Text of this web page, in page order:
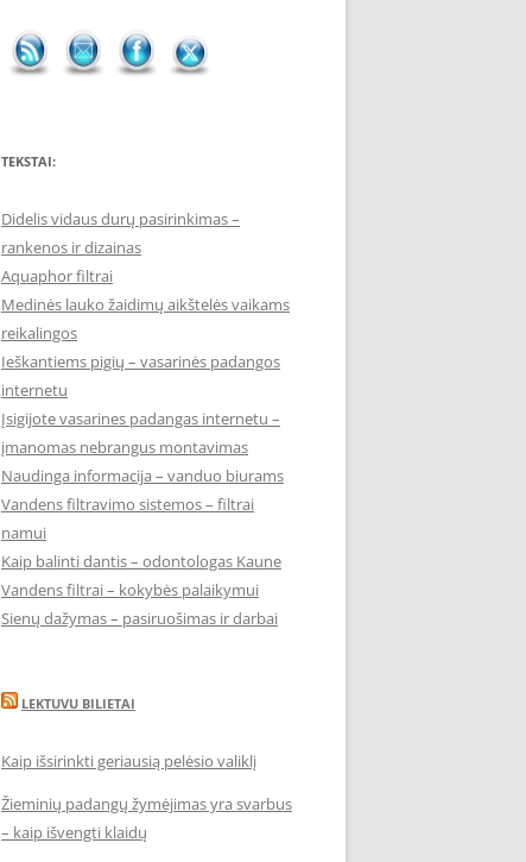
TEKSTAI:
Didelis vidaus durų pasirinkimas –
rankenos ir dizainas
Aquaphor filtrai
Medinės lauko žaidimų aikštelės vaikams
reikalingos
Ieškantiems pigių – vasarinės padangos
internetu
Įsigijote vasarines padangas internetu –
įmanomas nebrangus montavimas
Naudinga informacija – vanduo biurams
Vandens filtravimo sistemos – filtrai
namui
Kaip balinti dantis – odontologas Kaune
Vandens filtrai – kokybės palaikymui
Sienų dažymas – pasiruošimas ir darbai
LEKTUVU BILIETAI
Kaip išsirinkti geriausią pelėsio valiklį
Žieminių padangų žymėjimas yra svarbus
– kaip išvengti klaidų